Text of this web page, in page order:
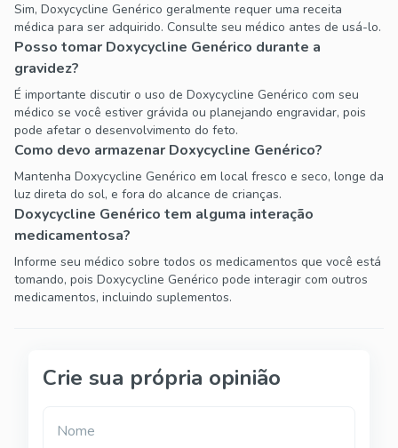
Sim, Doxycycline Genérico geralmente requer uma receita
médica para ser adquirido. Consulte seu médico antes de usá-lo.
Posso tomar Doxycycline Genérico durante a
gravidez?
É importante discutir o uso de Doxycycline Genérico com seu
médico se você estiver grávida ou planejando engravidar, pois
pode afetar o desenvolvimento do feto.
Como devo armazenar Doxycycline Genérico?
Mantenha Doxycycline Genérico em local fresco e seco, longe da
luz direta do sol, e fora do alcance de crianças.
Doxycycline Genérico tem alguma interação
medicamentosa?
Informe seu médico sobre todos os medicamentos que você está
tomando, pois Doxycycline Genérico pode interagir com outros
medicamentos, incluindo suplementos.
Crie sua própria opinião
Nome